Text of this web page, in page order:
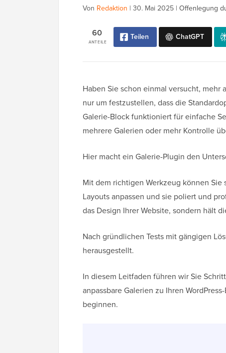
Von Redaktion | 30. Mai 2025 | Offenlegung
ANTEILE
60 Teilen ChatGPT
Haben Sie schon einmal versucht, mehr
nur um festzustellen, dass die
Galerie-Block funktioniert für einfache
mehrere Galerien oder mehr Kontrolle
Hier macht ein Galerie-Plugin den
Mit dem richtigen Werkzeug können
Layouts anpassen und sie poliert und
das Design Ihrer Website, sondern hält
Nach gründlichen Tests mit gängigen
herausgestellt.
In diesem Leitfaden führen wir Sie
anpassbare Galerien zu Ihren
beginnen.